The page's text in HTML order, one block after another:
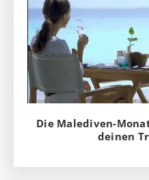
Die Malediven-
deinen